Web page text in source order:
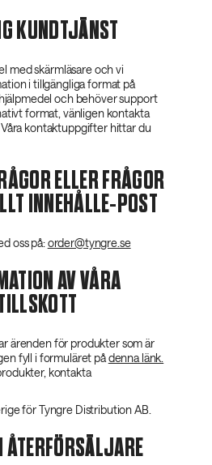
KUNDTJÄNST
med skärmläsare och vi
i tillgängliga format på
och behöver support
format, vänligen kontakta
kontaktuppgifter hittar du
ELLER FRÅGOR
INNEHÅLLE-POST
oss på:order@tyngre.se
AV VÅRA
ärenden för produkter som är
fyll i formuläret pådenna länk.
kontakta
för Tyngre Distribution AB.